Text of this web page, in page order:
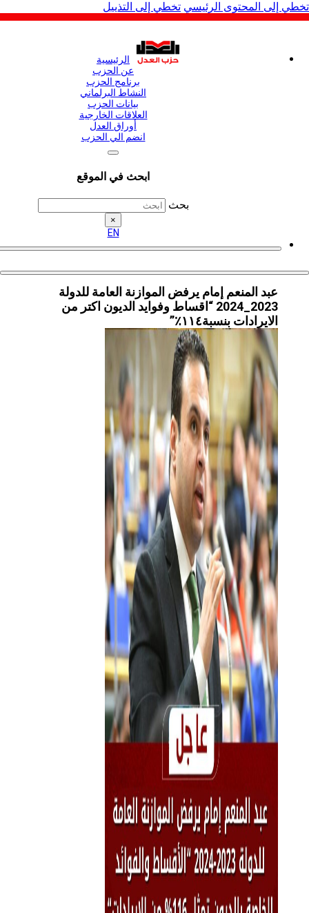
المحتوى الرئيسي تخطي إلى التذييل
الرئيسية
عن الحزب
برنامج الحزب
النشاط البرلماني
بيانات الحزب
العلاقات الخارجية
أوراق العدل
انضم الي الحزب
ابحث في الموقع
عبد المنعم إمام يرفض الموازنة العامة للدولة
2023_2024 “اقساط وفوايد الديون اكتر من
الايرادات بنسبة١١٤٪؜”